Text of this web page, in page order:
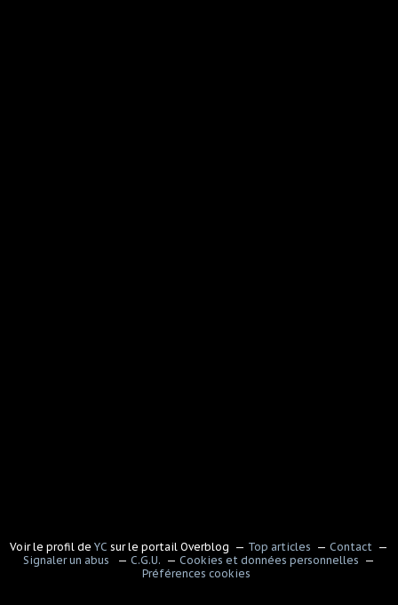
Voir le profil de YC sur le portail Overblog Top articles
Contact
Signaler un abus
C.G.U.
Cookies et données personnelles
Préférences cookies